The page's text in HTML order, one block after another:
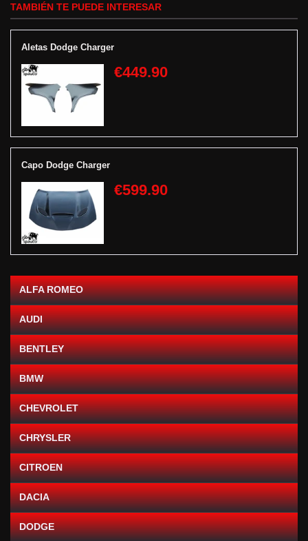
TAMBIÉN TE PUEDE INTERESAR
Aletas Dodge Charger
€449.90
Capo Dodge Charger
€599.90
ALFA ROMEO
AUDI
BENTLEY
BMW
CHEVROLET
CHRYSLER
CITROEN
DACIA
DODGE